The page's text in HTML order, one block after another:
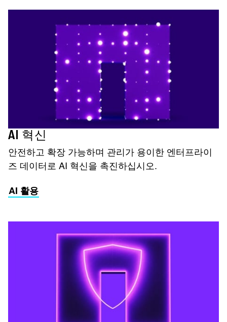
AI 혁신
안전하고 확장 가능하며 관리가 용이한 엔터프라이
즈 데이터로 AI 혁신을 촉진하십시오.
AI 활용